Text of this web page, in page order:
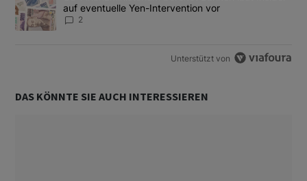
auf eventuelle Yen-Intervention vor
2
Unterstützt von
DAS KÖNNTE SIE AUCH INTERESSIEREN